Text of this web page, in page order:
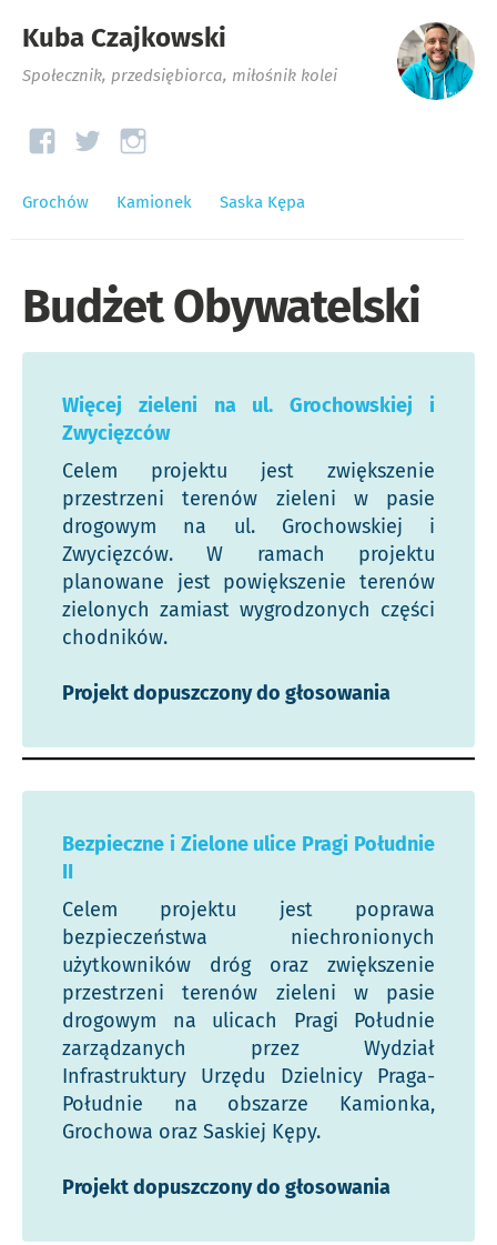
Kuba Czajkowski
Społecznik, przedsiębiorca, miłośnik kolei
Grochów Kamionek Saska Kępa
Budżet Obywatelski
Więcej zieleni na ul. Grochowskiej i
Zwycięzców
Celem projektu jest zwiększenie
przestrzeni terenów zieleni w pasie
drogowym na ul. Grochowskiej i
Zwycięzców. W ramach projektu
planowane jest powiększenie terenów
zielonych zamiast wygrodzonych części
chodników.
Projekt dopuszczony do głosowania
Bezpieczne i Zielone ulice Pragi Południe
II
Celem projektu jest poprawa
bezpieczeństwa niechronionych
użytkowników dróg oraz zwiększenie
przestrzeni terenów zieleni w pasie
drogowym na ulicach Pragi Południe
zarządzanych przez Wydział
Infrastruktury Urzędu Dzielnicy Praga-
Południe na obszarze Kamionka,
Grochowa oraz Saskiej Kępy.
Projekt dopuszczony do głosowania